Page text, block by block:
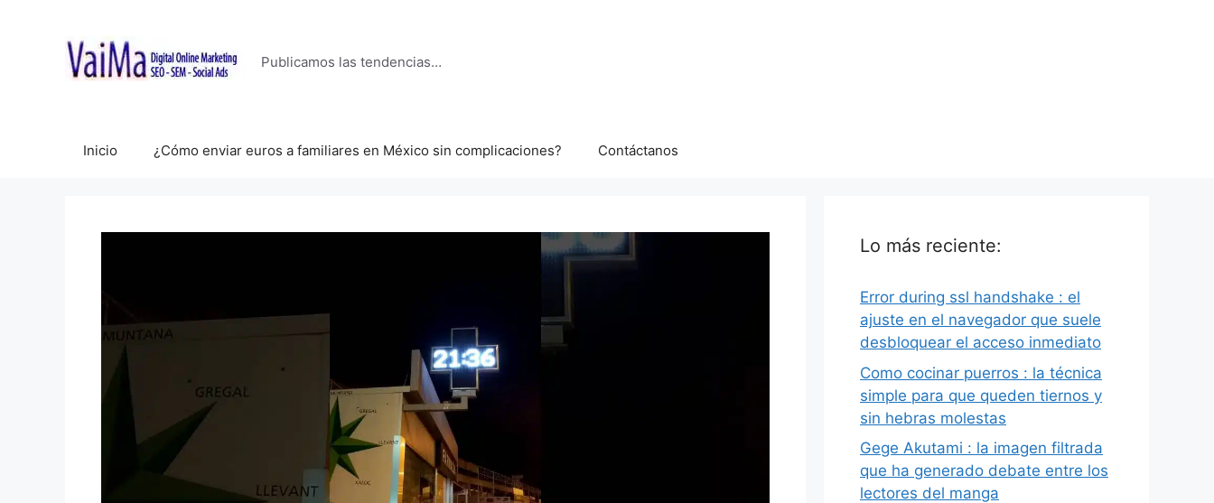
contenido
Publicamos las tendencias…
Inicio ¿Cómo enviar euros a familiares en México sin complicaciones? Contáctanos
Lo más reciente:
Error during ssl handshake : el
ajuste en el navegador que suele
desbloquear el acceso inmediato
Como cocinar puerros : la técnica
simple para que queden tiernos y
sin hebras molestas
Gege Akutami : la imagen filtrada
que ha generado debate entre los
lectores del manga